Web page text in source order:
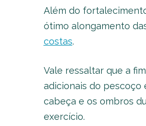
Além do
ótimo alongamento
costas.
Vale ressaltar que a
adicionais do pescoço
cabeça e os ombros
exercício.